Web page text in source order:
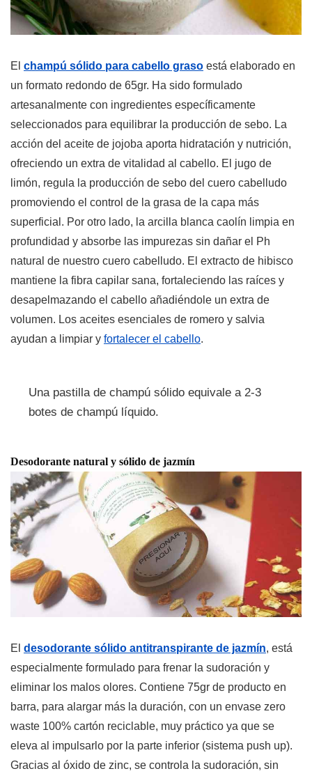
El champú sólido para cabello graso está elaborado en
un formato redondo de 65gr. Ha sido formulado
artesanalmente con ingredientes específicamente
seleccionados para equilibrar la producción de sebo. La
acción del aceite de jojoba aporta hidratación y nutrición,
ofreciendo un extra de vitalidad al cabello. El jugo de
limón, regula la producción de sebo del cuero cabelludo
promoviendo el control de la grasa de la capa más
superficial. Por otro lado, la arcilla blanca caolín limpia en
profundidad y absorbe las impurezas sin dañar el Ph
natural de nuestro cuero cabelludo. El extracto de hibisco
mantiene la fibra capilar sana, fortaleciendo las raíces y
desapelmazando el cabello añadiéndole un extra de
volumen. Los aceites esenciales de romero y salvia
ayudan a limpiar y fortalecer el cabello.
Una pastilla de champú sólido equivale a 2-3
botes de champú líquido.
Desodorante natural y sólido de jazmín
El desodorante sólido antitranspirante de jazmín, está
especialmente formulado para frenar la sudoración y
eliminar los malos olores. Contiene 75gr de producto en
barra, para alargar más la duración, con un envase zero
waste 100% cartón reciclable, muy práctico ya que se
eleva al impulsarlo por la parte inferior (sistema push up).
Gracias al óxido de zinc, se controla la sudoración, sin